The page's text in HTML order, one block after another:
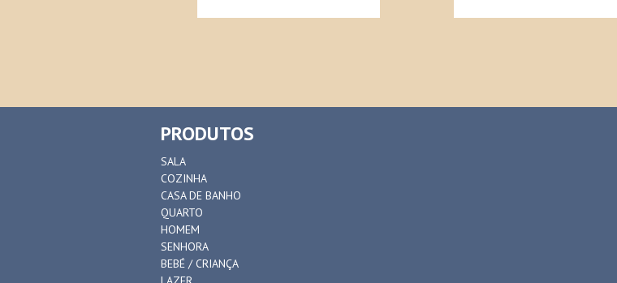
PRODUTOS
SALA
COZINHA
CASA DE BANHO
QUARTO
HOMEM
SENHORA
BEBÉ / CRIANÇA